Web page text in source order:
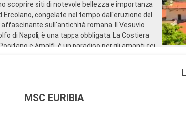
scoprire siti di notevole bellezza e importanza
Ercolano, congelate nel tempo dall'eruzione del
sull'antichità romana. Il Vesuvio
di Napoli, è una tappa obbligata. La Costiera
e Amalfi, è un paradiso per gli amanti dei
MSC EURIBIA